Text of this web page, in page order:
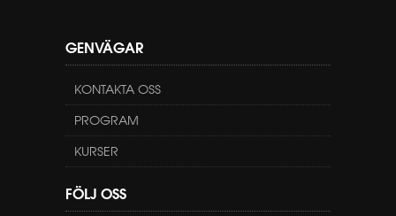
GENVÄGAR
KONTAKTA OSS
PROGRAM
KURSER
FÖLJ OSS